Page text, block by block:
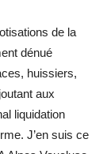
de la
dénué
huissiers,
aux
liquidation
J’en suis ce